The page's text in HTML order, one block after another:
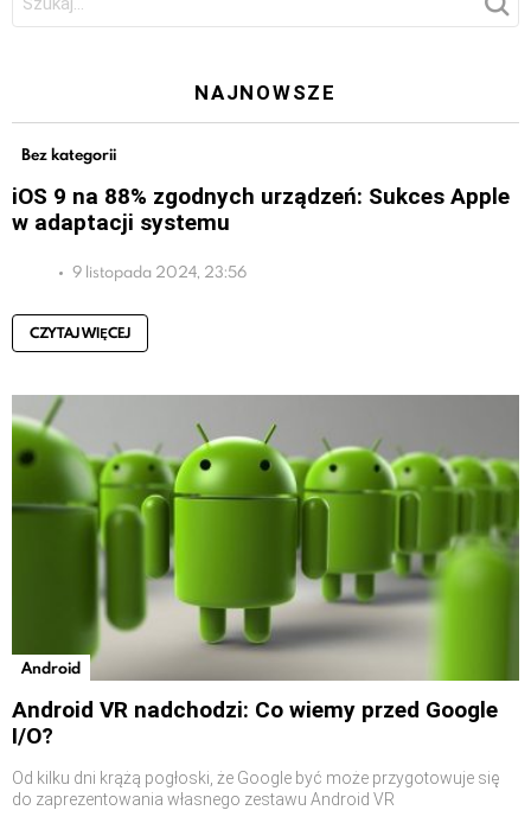
NAJNOWSZE
Bez kategorii
iOS 9 na 88% zgodnych urządzeń: Sukces Apple
w adaptacji systemu
9 listopada 2024, 23:56
CZYTAJ WIĘCEJ
Android
Android VR nadchodzi: Co wiemy przed Google
I/O?
Od kilku dni krążą pogłoski, że Google być może przygotowuje się
do zaprezentowania własnego zestawu Android VR